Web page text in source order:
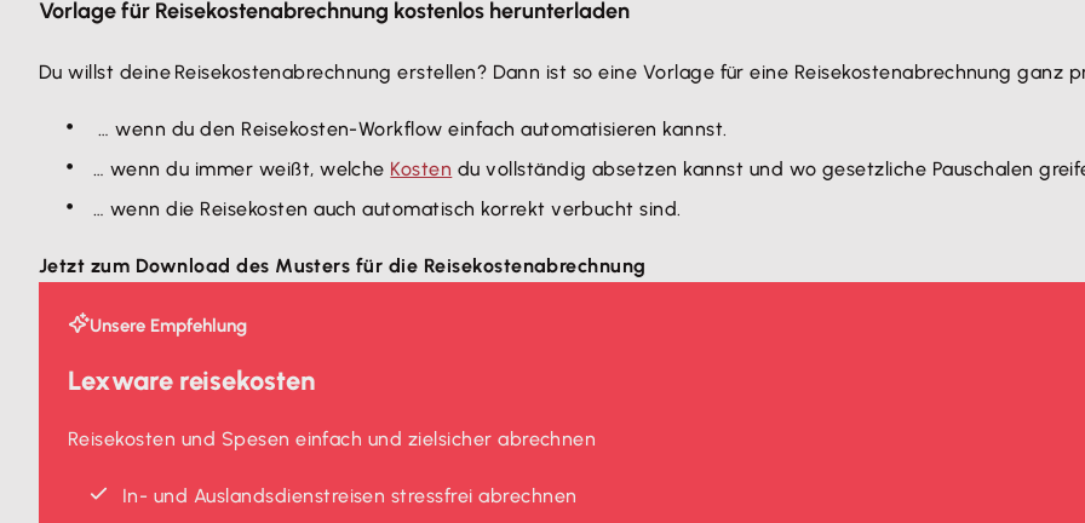
Vorlage für Reisekostenabrechnung kostenlos herunterladen
Du willst deine Reisekostenabrechnung erstellen? Dann ist so eine Vorlage für eine Reisekostenabrechnung ganz
… wenn du den Reisekosten-Workflow einfach automatisieren kannst.
… wenn du immer weißt, welche Kosten du vollständig absetzen kannst und wo gesetzliche Pauschalen
… wenn die Reisekosten auch automatisch korrekt verbucht sind.
Jetzt zum Download des Musters für die Reisekostenabrechnung
Unsere Empfehlung
Lexware reisekosten
Reisekosten und Spesen einfach und zielsicher abrechnen
In- und Auslands­dienstreisen stressfrei abrechnen